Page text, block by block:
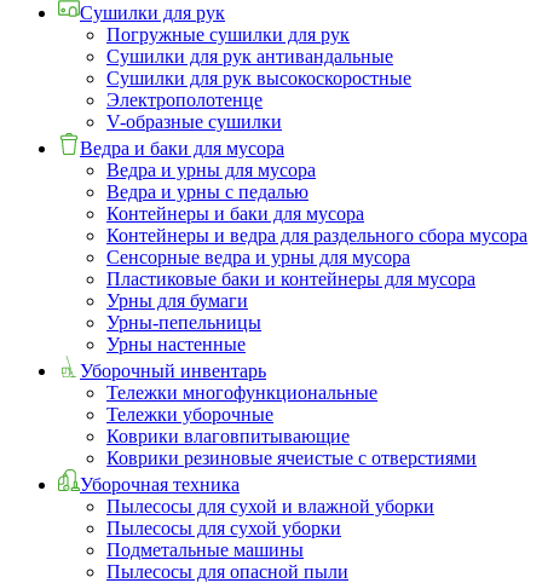
Сушилки для рук
Погружные сушилки для рук
Сушилки для рук антивандальные
Сушилки для рук высокоскоростные
Электрополотенце
V-образные сушилки
Ведра и баки для мусора
Ведра и урны для мусора
Ведра и урны с педалью
Контейнеры и баки для мусора
Контейнеры и ведра для раздельного сбора мусора
Сенсорные ведра и урны для мусора
Пластиковые баки и контейнеры для мусора
Урны для бумаги
Урны-пепельницы
Урны настенные
Уборочный инвентарь
Тележки многофункциональные
Тележки уборочные
Коврики влаговпитывающие
Коврики резиновые ячеистые с отверстиями
Уборочная техника
Пылесосы для сухой и влажной уборки
Пылесосы для сухой уборки
Подметальные машины
Пылесосы для опасной пыли